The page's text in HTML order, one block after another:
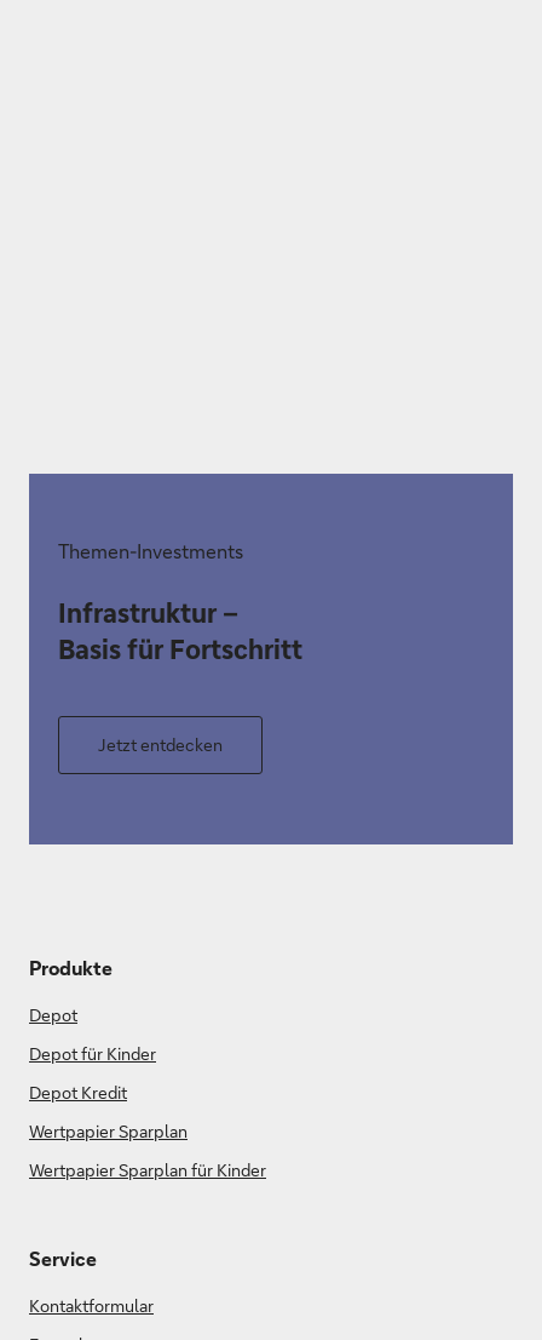
Themen-Investments
Infrastruktur –
Basis für Fortschritt
Jetzt entdecken
Produkte
Depot
Depot für Kinder
Depot Kredit
Wertpapier Sparplan
Wertpapier Sparplan für Kinder
Service
Kontaktformular